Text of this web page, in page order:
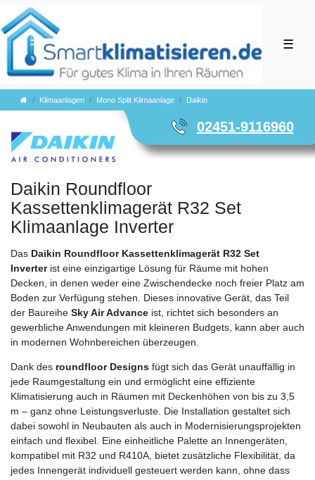
☰
Klimaanlagen Mono Split Klimaanlage Daikin
02451-9116960
Daikin Roundfloor
Kassettenklimagerät R32 Set
Klimaanlage Inverter
Das Daikin Roundfloor Kassettenklimagerät R32 Set
Inverterist eine einzigartige Lösung für Räume mit hohen
Decken, in denen weder eine Zwischendecke noch freier Platz am
Boden zur Verfügung stehen. Dieses innovative Gerät, das Teil
der Baureihe Sky Air Advance ist, richtet sich besonders an
gewerbliche Anwendungen mit kleineren Budgets, kann aber auch
in modernen Wohnbereichen überzeugen.
Dank des roundfloor Designs fügt sich das Gerät unauffällig in
jede Raumgestaltung ein und ermöglicht eine effiziente
Klimatisierung auch in Räumen mit Deckenhöhen von bis zu 3,5
m – ganz ohne Leistungsverluste. Die Installation gestaltet sich
dabei sowohl in Neubauten als auch in Modernisierungsprojekten
einfach und flexibel. Eine einheitliche Palette an Innengeräten,
kompatibel mit R32 und R410A, bietet zusätzliche Flexibilität, da
jedes Innengerät individuell gesteuert werden kann, ohne dass